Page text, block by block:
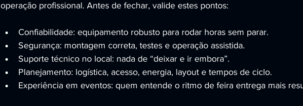
operação profissional. Antes de fechar, valide estes pontos:
Confiabilidade: equipamento robusto para rodar horas sem parar.
Segurança: montagem correta, testes e operação assistida.
Suporte técnico no local: nada de “deixar e ir embora”.
Planejamento: logística, acesso, energia, layout e tempos de ciclo.
Experiência em eventos: quem entende o ritmo de feira entrega mais